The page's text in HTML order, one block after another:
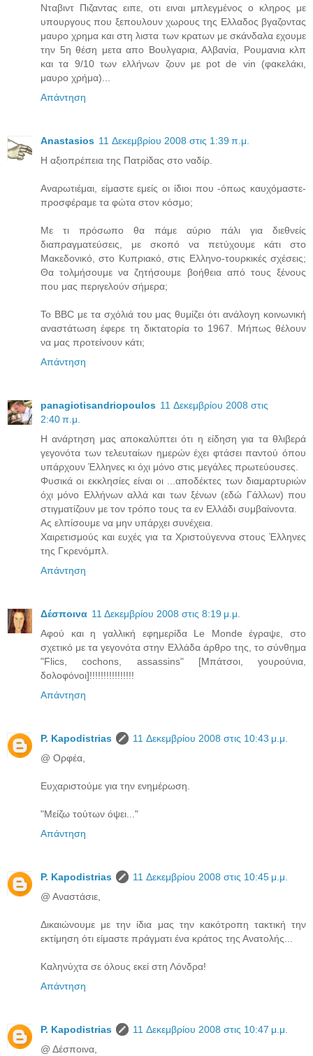
Νταβιντ Πιζαντας ειπε, οτι ειναι μπλεγμένος ο κληρος με
υπουργους που ξεπουλουν χωρους της Ελλαδος βγαζοντας
μαυρο χρημα και στη λιστα των κρατων με σκάνδαλα εχουμε
την 5η θέση μετα απο Βουλγαρια, Αλβανία, Ρουμανια κλπ
και τα 9/10 των ελλήνων ζουν με pot de vin (φακελάκι,
μαυρο χρήμα)...
Απάντηση
Anastasios 11 Δεκεμβρίου 2008 στις 1:39 π.μ.
Η αξιοπρέπεια της Πατρίδας στο ναδίρ.
Αναρωτιέμαι, είμαστε εμείς οι ίδιοι που -όπως καυχόμαστε-
προσφέραμε τα φώτα στον κόσμο;
Με τι πρόσωπο θα πάμε αύριο πάλι για διεθνείς
διαπραγματεύσεις, με σκοπό να πετύχουμε κάτι στο
Μακεδονικό, στο Κυπριακό, στις Ελληνο-τουρκικές σχέσεις;
Θα τολμήσουμε να ζητήσουμε βοήθεια από τους ξένους
που μας περιγελούν σήμερα;
Το BBC με τα σχόλιά του μας θυμίζει ότι ανάλογη κοινωνική
αναστάτωση έφερε τη δικτατορία το 1967. Μήπως θέλουν
να μας προτείνουν κάτι;
Απάντηση
panagiotisandriopoulos 11 Δεκεμβρίου 2008 στις
2:40 π.μ.
Η ανάρτηση μας αποκαλύπτει ότι η είδηση για τα θλιβερά
γεγονότα των τελευταίων ημερών έχει φτάσει παντού όπου
υπάρχουν Έλληνες κι όχι μόνο στις μεγάλες πρωτεύουσες.
Φυσικά οι εκκλησίες είναι οι ...αποδέκτες των διαμαρτυριών
όχι μόνο Ελλήνων αλλά και των ξένων (εδώ Γάλλων) που
στιγματίζουν με τον τρόπο τους τα εν Ελλάδι συμβαίνοντα.
Ας ελπίσουμε να μην υπάρχει συνέχεια.
Χαιρετισμούς και ευχές για τα Χριστούγεννα στους Έλληνες
της Γκρενόμπλ.
Απάντηση
Δέσποινα 11 Δεκεμβρίου 2008 στις 8:19 μ.μ.
Αφού και η γαλλική εφημερίδα Le Monde έγραψε, στο
σχετικό με τα γεγονότα στην Ελλάδα άρθρο της, το σύνθημα
"Flics, cochons, assassins" [Μπάτσοι, γουρούνια,
δολοφόνοι]!!!!!!!!!!!!!!!!
Απάντηση
P. Kapodistrias
11 Δεκεμβρίου 2008 στις 10:43 μ.μ.
@ Ορφέα,
Ευχαριστούμε για την ενημέρωση.
"Μείζω τούτων όψει..."
Απάντηση
P. Kapodistrias
11 Δεκεμβρίου 2008 στις 10:45 μ.μ.
@ Αναστάσιε,
Δικαιώνουμε με την ίδια μας την κακότροπη τακτική την
εκτίμηση ότι είμαστε πράγματι ένα κράτος της Ανατολής...
Καληνύχτα σε όλους εκεί στη Λόνδρα!
Απάντηση
P. Kapodistrias
11 Δεκεμβρίου 2008 στις 10:47 μ.μ.
@ Δέσποινα,